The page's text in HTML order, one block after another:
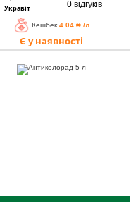
Укравіт
0 відгуків
Кешбек 4.04 ₴ /л
Є у наявності